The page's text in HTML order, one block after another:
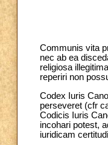
Communis vita
nec ab ea
religiosa
reperiri non
Codex Iuris
perseveret (cfr
Codicis Iuris
incohari potest,
iuridicam